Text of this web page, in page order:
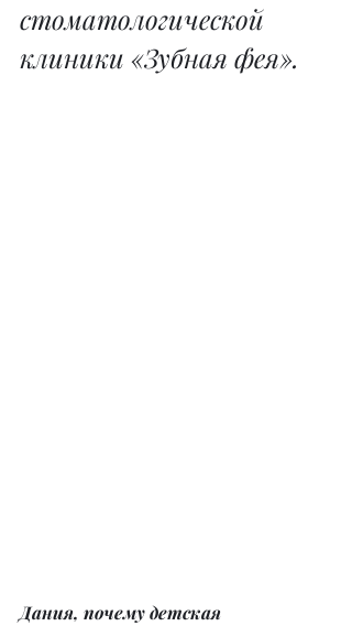
стоматологической
клиники «Зубная фея».
Дания, почему детская